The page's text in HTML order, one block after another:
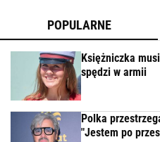
POPULARNE
Księżniczka
spędzi w armii
Polka
"Jestem po